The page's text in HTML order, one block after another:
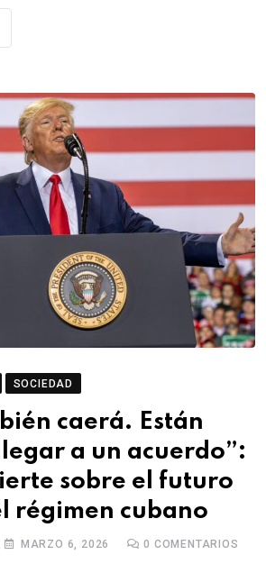
SOCIEDAD
caerá. Están
a un acuerdo”:
sobre el futuro
régimen cubano
MARZO 6, 2026 0 COMENTARIOS